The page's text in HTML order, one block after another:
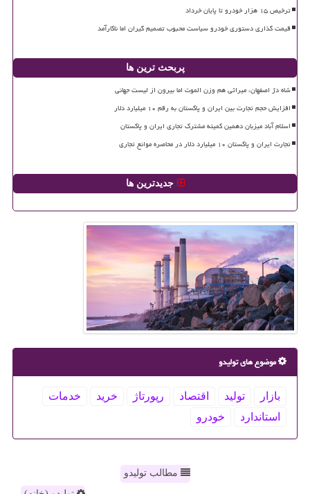
ترخیص ۱۵ هزار خودرو تا پایان خرداد
قیمت گذاری دستوری خودرو سیاست محبوب تصمیم گیران اما ناکارآمد
پربحث ترین ها
شاه دژ اصفهان، میراثی هم وزن الموت اما بیرون از لیست جهانی
افزایش حجم تجارت بین ایران و پاکستان به رقم ۱۰ میلیارد دلار
اسلام آباد میزبان دهمین کمیته مشترک تجاری ایران و پاکستان
تجارت ایران و پاکستان ۱۰ میلیارد دلار در محاصره موانع تجاری
جدیدترین ها
موضوع های تولیدو
بازار تولید اقتصاد رپورتاژ خرید
خدمات
استاندارد
خودرو
مطالب تولیدو